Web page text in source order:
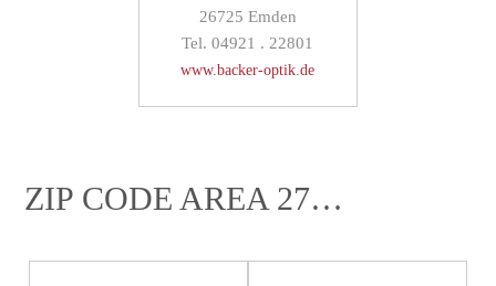
26725 Emden
Tel. 04921 . 22801
www.backer-optik.de
ZIP CODE AREA 27…